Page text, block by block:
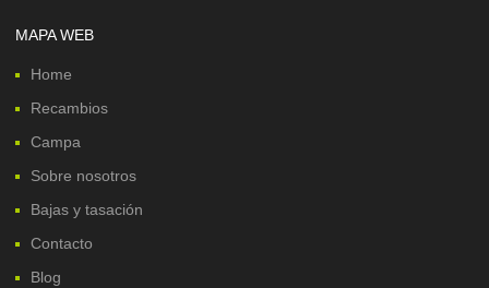
MAPA WEB
Home
Recambios
Campa
Sobre nosotros
Bajas y tasación
Contacto
Blog